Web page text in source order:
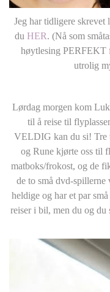
Jeg har tidligere
du HER. (Nå som
høytlesing PERFEKT
utrolig
Lørdag morgen kom
til å reise til
VELDIG kan du si! Tre
og Rune kjørte oss til
matboks/frokost, og de
de to små dvd-
heldige og har et par
reiser i bil, men du og du